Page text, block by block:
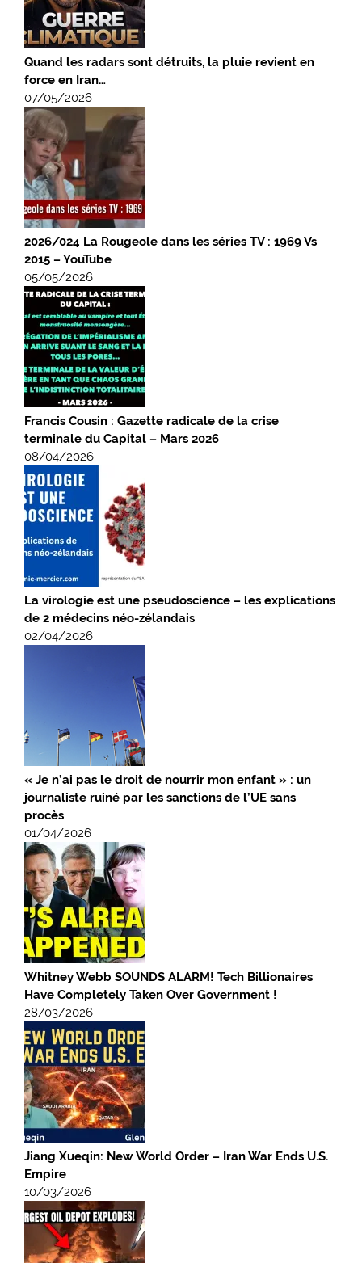
Quand les radars sont détruits, la pluie revient en
force en Iran…
07/05/2026
2026/024 La Rougeole dans les séries TV : 1969 Vs
2015 – YouTube
05/05/2026
Francis Cousin : Gazette radicale de la crise
terminale du Capital – Mars 2026
08/04/2026
La virologie est une pseudoscience – les explications
de 2 médecins néo-zélandais
02/04/2026
« Je n’ai pas le droit de nourrir mon enfant » : un
journaliste ruiné par les sanctions de l’UE sans
procès
01/04/2026
Whitney Webb SOUNDS ALARM! Tech Billionaires
Have Completely Taken Over Government !
28/03/2026
Jiang Xueqin: New World Order – Iran War Ends U.S.
Empire
10/03/2026